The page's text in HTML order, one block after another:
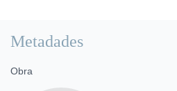
Metadades
Obra